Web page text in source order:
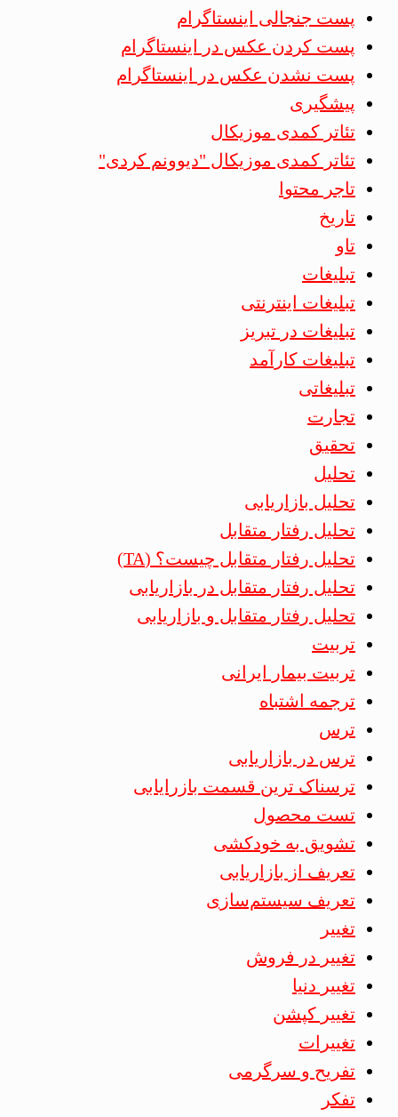
پست جنجالی اینستاگرام
پست کردن عکس در اینستاگرام
پست نشدن عکس در اینستاگرام
پیشگیری
تئاتر کمدی موزیکال
تئاتر کمدی موزیکال "دیوونم کردی"
تاجر محتوا
تاریخ
تاو
تبلیغات
تبلیغات اینترنتی
تبلیغات در تبریز
تبلیغات کارآمد
تبلیغاتی
تجارت
تحقیق
تحلیل
تحلیل بازاریابی
تحلیل رفتار متقابل
تحلیل رفتار متقابل چیست؟ (TA)
تحلیل رفتار متقابل در بازاریابی
تحلیل رفتار متقابل و بازاریابی
تربیت
تربیت بیمار ایرانی
ترجمه اشتباه
ترس
ترس در بازاریابی
ترسناک ترین قسمت بازرایابی
تست محصول
تشویق به خودکشی
تعریف از بازاریابی
تعریف سیستم‌سازی
تغییر
تغییر در فروش
تغییر دنیا
تغییر کپشن
تغییرات
تفریح و سرگرمی
تفکر